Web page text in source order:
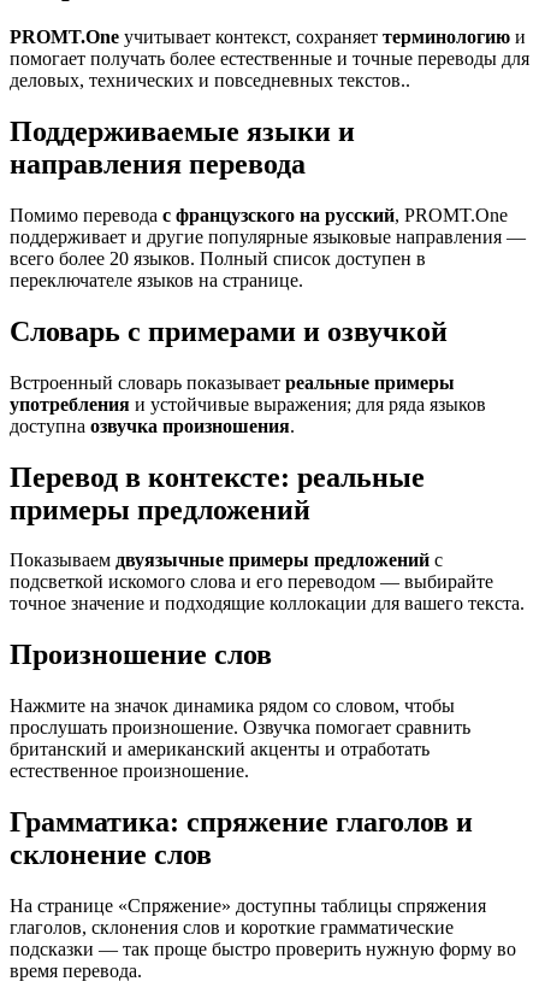
PROMT.One учитывает контекст, сохраняет терминологию и
помогает получать более естественные и точные переводы для
деловых, технических и повседневных текстов..
Поддерживаемые языки и
направления перевода
Помимо перевода с французского на русский, PROMT.One
поддерживает и другие популярные языковые направления —
всего более 20 языков. Полный список доступен в
переключателе языков на странице.
Словарь с примерами и озвучкой
Встроенный словарь показывает реальные примеры
употребления и устойчивые выражения; для ряда языков
доступна озвучка произношения.
Перевод в контексте: реальные
примеры предложений
Показываем двуязычные примеры предложений с
подсветкой искомого слова и его переводом — выбирайте
точное значение и подходящие коллокации для вашего текста.
Произношение слов
Нажмите на значок динамика рядом со словом, чтобы
прослушать произношение. Озвучка помогает сравнить
британский и американский акценты и отработать
естественное произношение.
Грамматика: спряжение глаголов и
склонение слов
На странице «Спряжение» доступны таблицы спряжения
глаголов, склонения слов и короткие грамматические
подсказки — так проще быстро проверить нужную форму во
время перевода.